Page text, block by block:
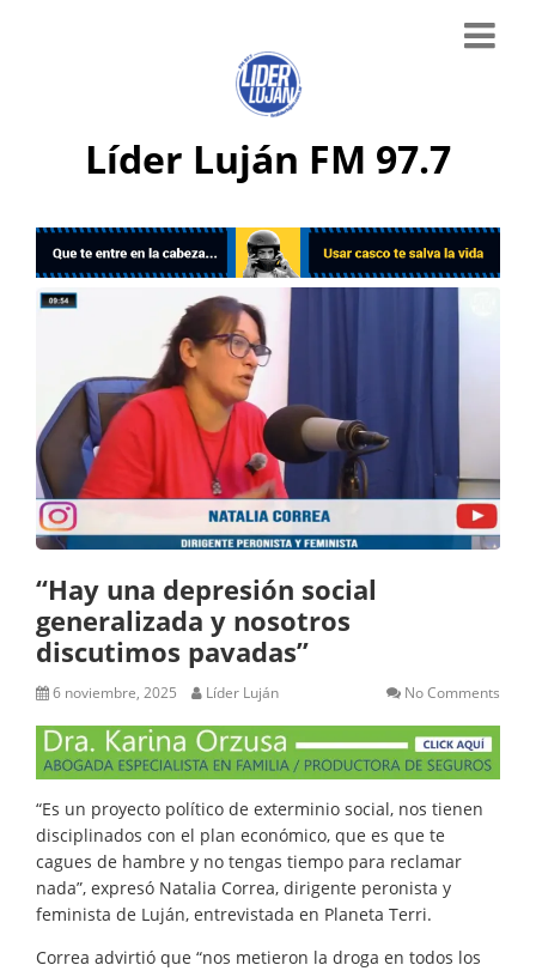
Líder Luján FM 97.7
“Hay una depresión social
generalizada y nosotros
discutimos pavadas”
6 noviembre, 2025 Líder Luján No Comments
“Es un proyecto político de exterminio social, nos tienen
disciplinados con el plan económico, que es que te
cagues de hambre y no tengas tiempo para reclamar
nada”, expresó Natalia Correa, dirigente peronista y
feminista de Luján, entrevistada en Planeta Terri.
Correa advirtió que “nos metieron la droga en todos los